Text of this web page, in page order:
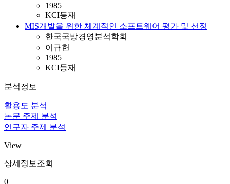
1985
KCI등재
MIS개발을 위한 체계적인 소프트웨어 평가 및 선정
한국국방경영분석학회
이규헌
1985
KCI등재
분석정보
활용도 분석
논문 주제 분석
연구자 주제 분석
View
상세정보조회
0